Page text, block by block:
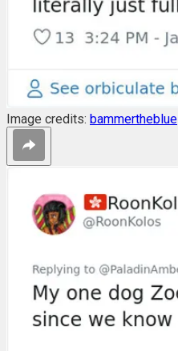
Image credits: bammertheblue